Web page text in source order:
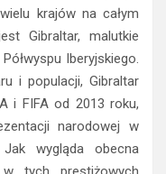
krajów na całym
Gibraltar, malutkie
Iberyjskiego.
i populacji, Gibraltar
i FIFA od 2013 roku,
narodowej w
Jak wygląda obecna